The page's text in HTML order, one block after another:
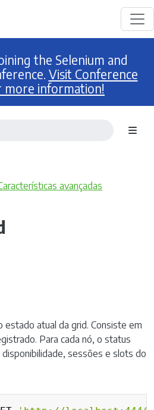
the Selenium and
Visit Conference
more information!
avançadas
estado atual da grid. Consiste em
Para cada nó, o status
sessões e slots do